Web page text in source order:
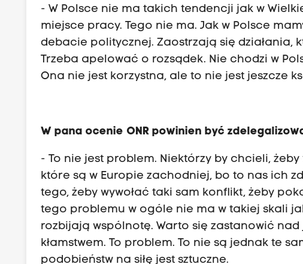
- W Polsce nie ma takich tendencji jak w
miejsce pracy. Tego nie ma. Jak w Polsce
debacie politycznej. Zaostrzają się działania,
Trzeba apelować o rozsądek. Nie chodzi w
Ona nie jest korzystna, ale to nie jest jeszcze
W pana ocenie ONR powinien być
- To nie jest problem. Niektórzy by chcieli,
które są w Europie zachodniej, bo to nas ich
tego, żeby wywołać taki sam konflikt, żeby
tego problemu w ogóle nie ma w takiej skali
rozbijają wspólnotę. Warto się zastanowić
kłamstwem. To problem. To nie są jednak te
podobieństw na siłę jest sztuczne.